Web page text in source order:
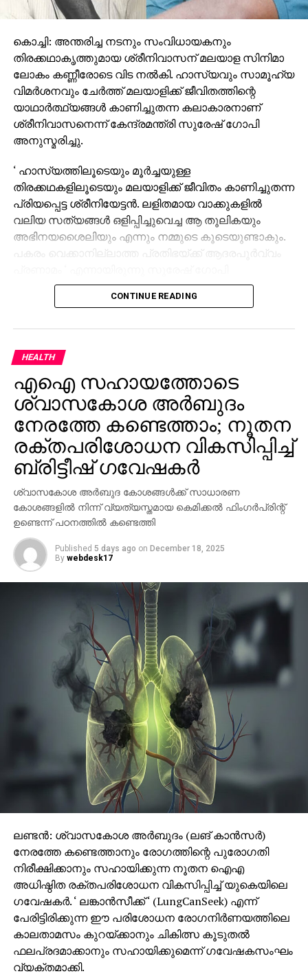
കൊച്ചി: അന്തരിച്ച നടനും സംവിധായകനും
തിരക്കഥാകൃത്തുമായ ശ്രീനിവാസന് മലയാള സിനിമാ
ലോകം കണ്ണീരോടെ വിട നല്‍കി. ഹാസ്യവും സാമൂഹ്യ
വിമര്‍ശനവും ചേര്‍ത്ത് മലയാളിക്ക് ജീവിതത്തിന്റെ
യാഥാര്‍ത്ഥ്യങ്ങള്‍ കാണിച്ചുതന്ന കലാകാരനാണ്
ശ്രീനിവാസനെന്ന് കേന്ദ്രമന്ത്രി സുരേഷ് ഗോപി
അനുസ്മരിച്ചു.
‘ ഹാസ്യത്തിലൂടെയും മൂര്‍ച്ചയുള്ള
തിരക്കഥകളിലൂടെയും മലയാളിക്ക് ജീവിതം കാണിച്ചുതന്ന
പ്രിയപ്പെട്ട ശ്രീനിയേട്ടന്‍. ലളിതമായ വാക്കുകളില്‍
വലിയ സത്യങ്ങള്‍ ഒളിപ്പിച്ചുവെച്ച ആ തൂലികയും
അഭിനയശൈലിയും എന്നും നമ്മുടെ കൂടെയുണ്ടാകും.
പകരം വെക്കാനില്ലാത്ത പ്രതിഭയ്ക്ക് ആദരപൂര്‍വ്വം
ഫേസ്ബുക്കില്‍ കുറിച്ചത്.
ശ്രീനിവാസനുമായുള്ള ആത്മബന്ധം ഓര്‍ത്തെടുത്തു.
രണ്ടാഴ്ചയ്‌ക്കൊരിക്കല്‍ ശ്രീനിവാസെന്റ വീട്ടില്‍
എത്താറുണ്ടായിരുന്നുവെന്നും, കാലിന് ശസ്ത്രക്രിയ
കഴിഞ്ഞ് വാക്കറിന്റെ സഹായത്തോടെ
നടക്കുകയായിരുന്നെങ്കിലും തിരിച്ചുവരുമെന്ന പ്രതീക്ഷ
അദ്ദേഹത്തിനുണ്ടായിരുന്നുവെന്നും സത്യന്‍
അന്തിക്കാട് പറഞ്ഞു. തെരഞ്ഞെടുപ്പ് കാലത്ത് ‘
സന്ദേശം ‘ എന്ന സിനിമയുടെ ഇന്നത്തെ പ്രസക്തിയെ
കുറിച്ച് ഇരുവരും ചര്‍ച്ച ചെയ്തിരുന്നുവെന്നും അദ്ദേഹം
വ്യക്തമാക്കി. മാധ്യമങ്ങളോട് സംസാരിക്കുന്നതിനിടെ
വാക്കുകള്‍ പൂര്‍ത്തിയാക്കാനാവാതെ സത്യന്‍
അന്തിക്കാട് വികാരാധീനനായി.
ഹാസ്യവും വിമര്‍ശനവും ചേര്‍ത്തു മലയാള
സിനിമയ്ക്ക് പുതിയ ദിശ നല്‍കിയ ശ്രീനിവാസെന്റ
നികത്താനാകാത്ത നഷ്ടമാണെന്ന് സഹപ്രവര്‍ത്തകരും
ആരാധകരും പറയുന്നു.
CONTINUE READING
HEALTH
എഐ സഹായത്തോടെ
ശ്വാസകോശ അര്‍ബുദം
നേരത്തേ കണ്ടെത്താം; നൂതന
രക്തപരിശോധന വികസിപ്പിച്ച്
ബ്രിട്ടീഷ് ഗവേഷകര്‍
ശ്വാസകോശ അര്‍ബുദ കോശങ്ങള്‍ക്ക് സാധാരണ
കോശങ്ങളില്‍ നിന്ന് വ്യത്യസ്തമായ കെമിക്കല്‍ ഫിംഗര്‍പ്രിന്റ്
ഉണ്ടെന്ന് പഠനത്തില്‍ കണ്ടെത്തി
Published 5 days ago on December 18, 2025
By webdesk17
ലണ്ടന്‍: ശ്വാസകോശ അര്‍ബുദം (ലങ് കാന്‍സര്‍)
നേരത്തേ കണ്ടെത്താനും രോഗത്തിന്റെ പുരോഗതി
നിരീക്ഷിക്കാനും സഹായിക്കുന്ന നൂതന ഐഎ
അധിഷ്ഠിത രക്തപരിശോധന വികസിപ്പിച്ച് യുകെയിലെ
ഗവേഷകര്‍. ‘ ലങ്കാന്‍സീക്ക് ‘ (LungCanSeek) എന്ന്
പേരിട്ടിരിക്കുന്ന ഈ പരിശോധന രോഗനിര്‍ണയത്തിലെ
കാലതാമസം കുറയ്ക്കാനും ചികിത്സ കൂടുതല്‍
ഫലപ്രദമാക്കാനും സഹായിക്കുമെന്ന് ഗവേഷകസംഘം
വ്യക്തമാക്കി.